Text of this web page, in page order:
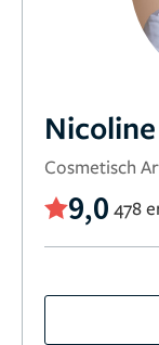
Cosmetisch
9,0 478